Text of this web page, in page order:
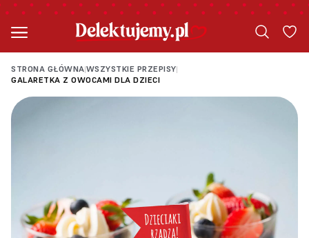
STRONA GŁÓWNA|WSZYSTKIE PRZEPISY|
GALARETKA Z OWOCAMI DLA DZIECI